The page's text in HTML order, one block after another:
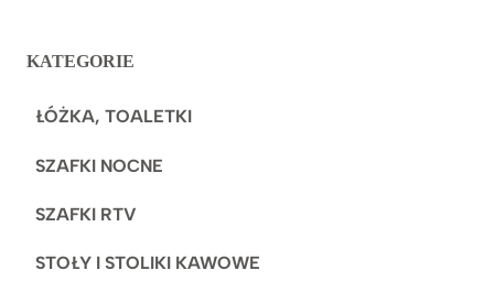
KATEGORIE
ŁÓŻKA, TOALETKI
SZAFKI NOCNE
SZAFKI RTV
STOŁY I STOLIKI KAWOWE